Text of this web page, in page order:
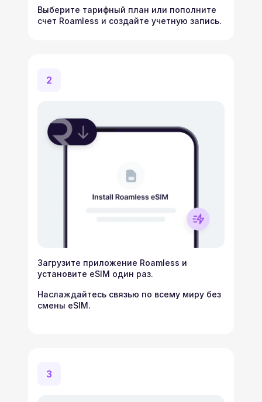
Выберите тарифный план или пополните
счет Roamless и создайте учетную запись.
2
Загрузите приложение Roamless и
установите eSIM один раз.
Наслаждайтесь связью по всему миру без
смены eSIM.
3